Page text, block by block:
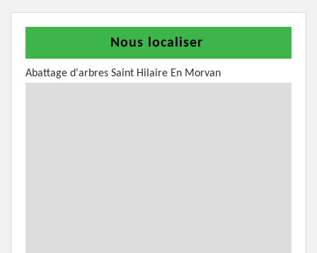
Nous localiser
Abattage d'arbres Saint Hilaire En Morvan